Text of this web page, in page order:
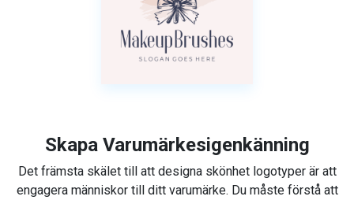
Skapa Varumärkesigenkänning
Det främsta skälet till att designa skönhet logotyper är att
engagera människor till ditt varumärke. Du måste förstå att